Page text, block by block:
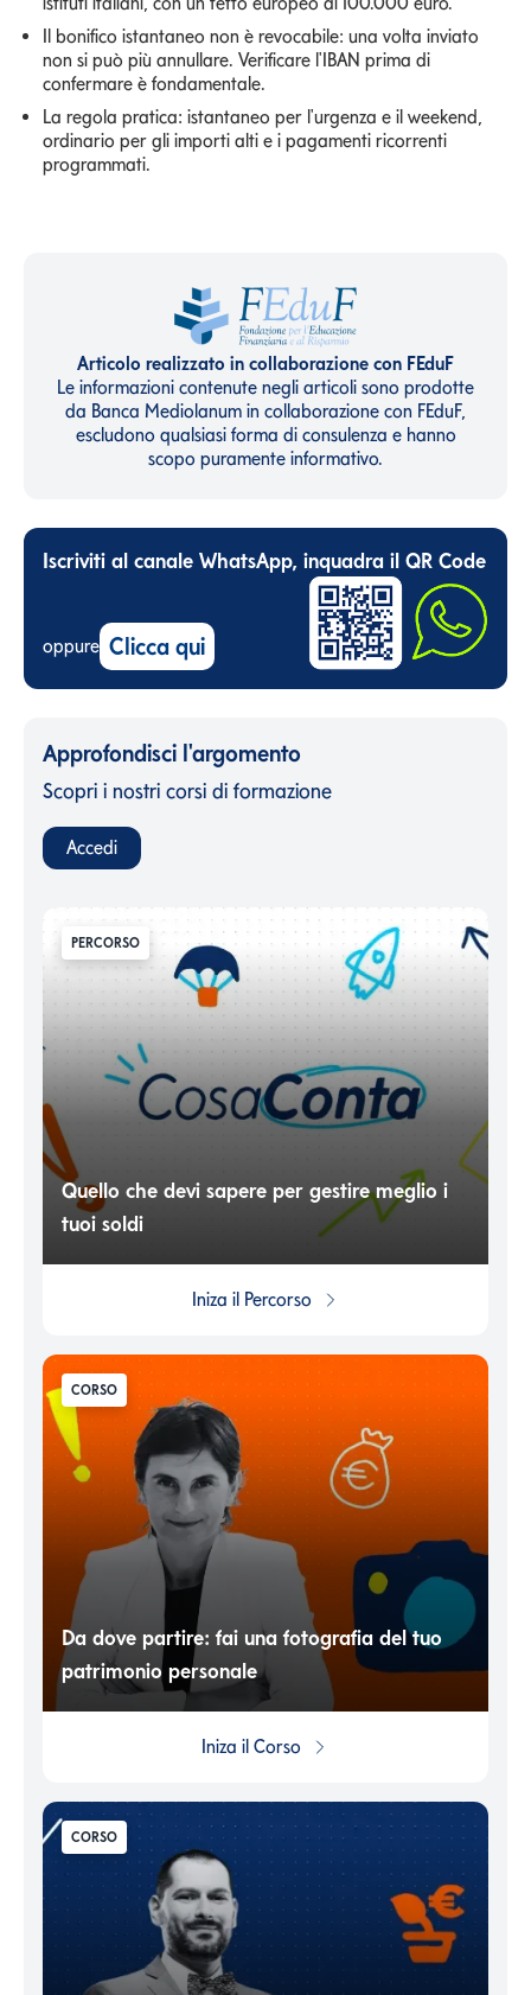
Il bonifico istantaneo non è revocabile: una volta inviato
non si può più annullare. Verificare l'IBAN prima di
confermare è fondamentale.
La regola pratica: istantaneo per l'urgenza e il weekend,
ordinario per gli importi alti e i pagamenti ricorrenti
programmati.
Articolo realizzato in collaborazione con FEduF
Le informazioni contenute negli articoli sono prodotte
da Banca Mediolanum in collaborazione con FEduF,
escludono qualsiasi forma di consulenza e hanno
scopo puramente informativo.
Iscriviti al canale WhatsApp, inquadra il QR Code
oppure Clicca qui
Approfondisci l'argomento
Scopri i nostri corsi di formazione
Accedi
PERCORSO
Quello che devi sapere per gestire meglio i
tuoi soldi
Iniza il Percorso
CORSO
Da dove partire: fai una fotografia del tuo
patrimonio personale
Iniza il Corso
CORSO